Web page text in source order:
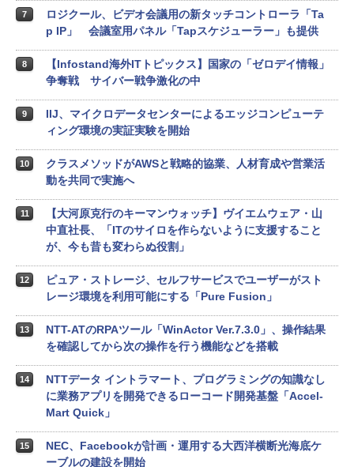
7
ロジクール、ビデオ会議用の新タッチコントローラ「Ta
p IP」 会議室用パネル「Tapスケジューラー」も提供
8
【Infostand海外ITトピックス】国家の「ゼロデイ情報」
争奪戦 サイバー戦争激化の中
9
IIJ、マイクロデータセンターによるエッジコンピューテ
ィング環境の実証実験を開始
10
クラスメソッドがAWSと戦略的協業、人材育成や営業活
動を共同で実施へ
11
【大河原克行のキーマンウォッチ】ヴイエムウェア・山
中直社長、「ITのサイロを作らないように支援すること
が、今も昔も変わらぬ役割」
12
ピュア・ストレージ、セルフサービスでユーザーがスト
レージ環境を利用可能にする「Pure Fusion」
13
NTT-ATのRPAツール「WinActor Ver.7.3.0」、操作結果
を確認してから次の操作を行う機能などを搭載
14
NTTデータ イントラマート、プログラミングの知識なし
に業務アプリを開発できるローコード開発基盤「Accel-
Mart Quick」
15
NEC、Facebookが計画・運用する大西洋横断光海底ケ
ーブルの建設を開始